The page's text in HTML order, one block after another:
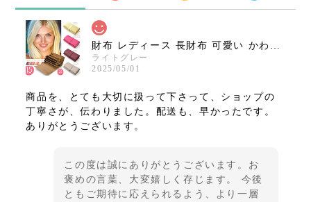
ライトグレー
2025/05/01
商品を、とても大切に扱って下さって、ショップの
丁寧さが、伝わりました。配送も、早かったです。
ありがとうございます。
この度は誠にありがとうございます。お
褒めの言葉、大変嬉しく存じます。 今後
ともご期待に応えられるよう、より一層